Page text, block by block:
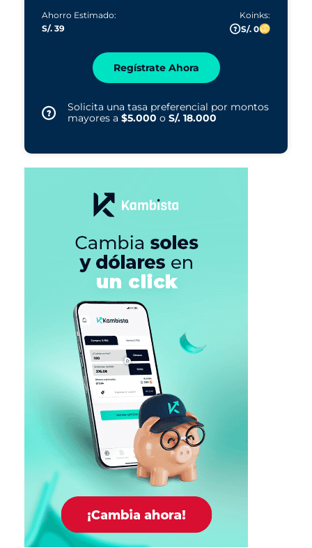
Ahorro Estimado:
S/. 39
Koinks:
S/. 0
Regístrate Ahora
Solicita una tasa preferencial por montos
mayores a $5.000 o S/. 18.000